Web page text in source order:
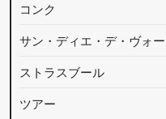
コンク
サン・ディエ・デ・ヴォ
ストラスブール
ツアー